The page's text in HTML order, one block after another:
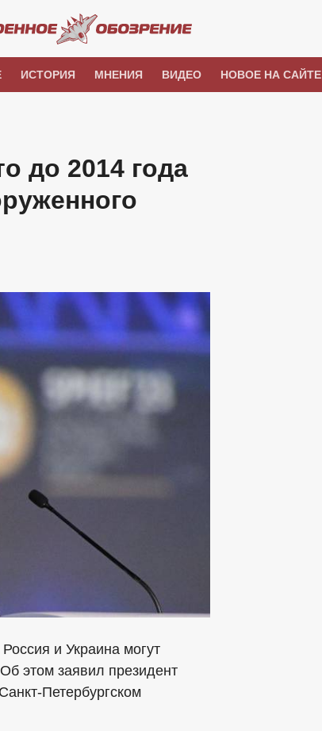
ИСТОРИЯ МНЕНИЯ ВИДЕО НОВОЕ НА САЙТЕ
до 2014 года
и Украина могут
этом заявил президент
Петербургском